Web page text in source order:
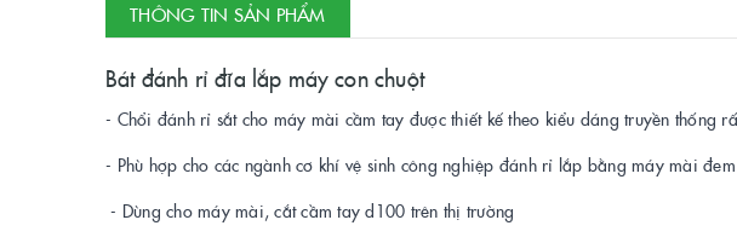
THÔNG TIN SẢN PHẨM
Bát đánh rỉ đĩa lắp máy con chuột
- Chổi đánh rỉ sắt cho máy mài cầm tay được thiết kế theo kiểu dáng truyền thống
- Phù hợp cho các ngành cơ khí vệ sinh công nghiệp đánh rỉ lắp bằng máy mài
- Dùng cho máy mài, cắt cầm tay d100 trên thị trường